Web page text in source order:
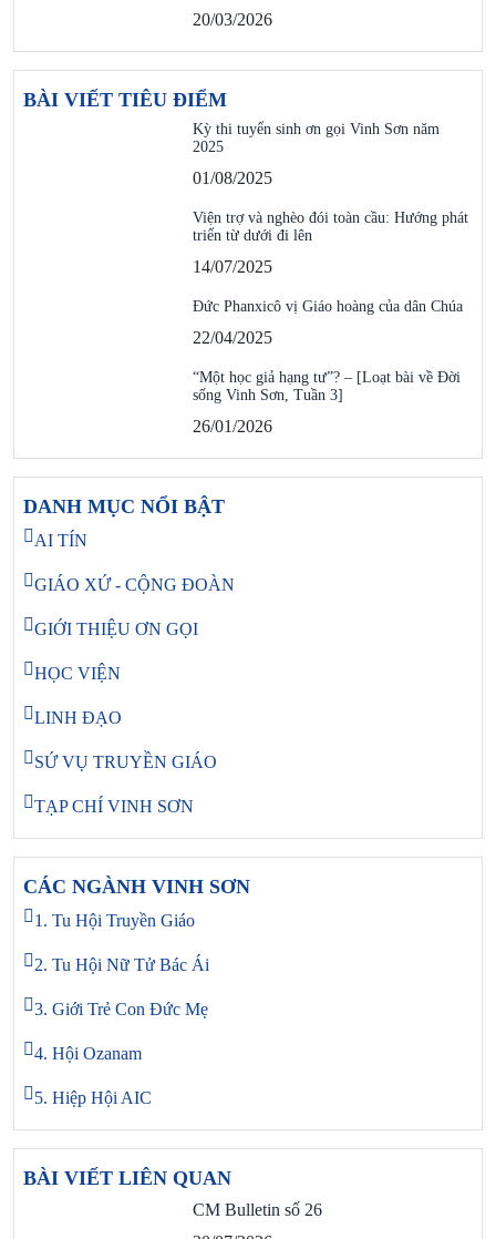
20/03/2026
BÀI VIẾT TIÊU ĐIỂM
Kỳ thi tuyển sinh ơn gọi Vinh Sơn năm
2025
01/08/2025
Viện trợ và nghèo đói toàn cầu: Hướng phát
triển từ dưới đi lên
14/07/2025
Đức Phanxicô vị Giáo hoàng của dân Chúa
22/04/2025
“Một học giả hạng tư”? – [Loạt bài về Đời
sống Vinh Sơn, Tuần 3]
26/01/2026
DANH MỤC NỔI BẬT
AI TÍN
GIÁO XỨ - CỘNG ĐOÀN
GIỚI THIỆU ƠN GỌI
HỌC VIỆN
LINH ĐẠO
SỨ VỤ TRUYỀN GIÁO
TẠP CHÍ VINH SƠN
CÁC NGÀNH VINH SƠN
1. Tu Hội Truyền Giáo
2. Tu Hội Nữ Tử Bác Ái
3. Giới Trẻ Con Đức Mẹ
4. Hội Ozanam
5. Hiệp Hội AIC
BÀI VIẾT LIÊN QUAN
CM Bulletin số 26